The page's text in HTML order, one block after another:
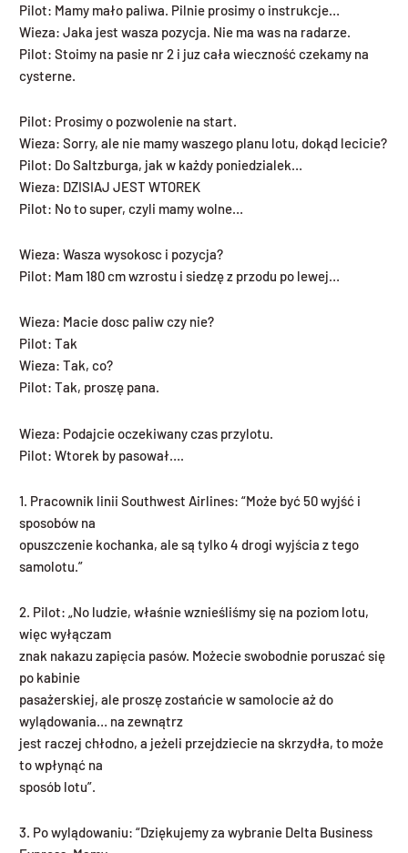
Pilot: Mamy mało paliwa. Pilnie prosimy o instrukcje…
Wieza: Jaka jest wasza pozycja. Nie ma was na radarze.
Pilot: Stoimy na pasie nr 2 i juz cała wieczność czekamy na
cysterne.
Pilot: Prosimy o pozwolenie na start.
Wieza: Sorry, ale nie mamy waszego planu lotu, dokąd lecicie?
Pilot: Do Saltzburga, jak w każdy poniedzialek…
Wieza: DZISIAJ JEST WTOREK
Pilot: No to super, czyli mamy wolne…
Wieza: Wasza wysokosc i pozycja?
Pilot: Mam 180 cm wzrostu i siedzę z przodu po lewej…
Wieza: Macie dosc paliw czy nie?
Pilot: Tak
Wieza: Tak, co?
Pilot: Tak, proszę pana.
Wieza: Podajcie oczekiwany czas przylotu.
Pilot: Wtorek by pasował….
1. Pracownik linii Southwest Airlines: “Może być 50 wyjść i
sposobów na
opuszczenie kochanka, ale są tylko 4 drogi wyjścia z tego
samolotu.”
2. Pilot: „No ludzie, właśnie wznieśliśmy się na poziom lotu,
więc wyłączam
znak nakazu zapięcia pasów. Możecie swobodnie poruszać się
po kabinie
pasażerskiej, ale proszę zostańcie w samolocie aż do
wylądowania… na zewnątrz
jest raczej chłodno, a jeżeli przejdziecie na skrzydła, to może
to wpłynąć na
sposób lotu”.
3. Po wylądowaniu: “Dziękujemy za wybranie Delta Business